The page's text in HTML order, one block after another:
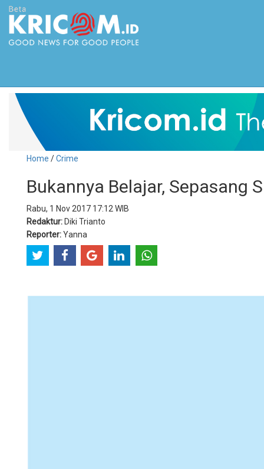
Home /Crime
Bukannya Belajar, Sepasang
Rabu, 1 Nov 2017 17:12 WIB
Redaktur: Diki Trianto
Reporter:Yanna